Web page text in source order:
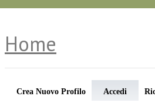
Home
Crea Nuovo Profilo Accedi